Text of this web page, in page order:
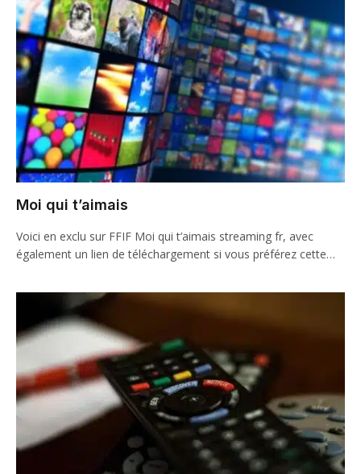
Moi qui t’aimais
Voici en exclu sur FFIF Moi qui t’aimais streaming fr, avec
également un lien de téléchargement si vous préférez cette…